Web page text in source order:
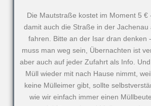
Die Mautstraße kostet im Moment 5 €
damit auch die Straße in der Jachenau
fahren. Bitte an der Isar dran denken
muss man weg sein, Übernachten ist
aber auch auf jeder Zufahrt als Info.
Müll wieder mit nach Hause nimmt,
keine Mülleimer gibt, sollte
wie wir einfach immer einen